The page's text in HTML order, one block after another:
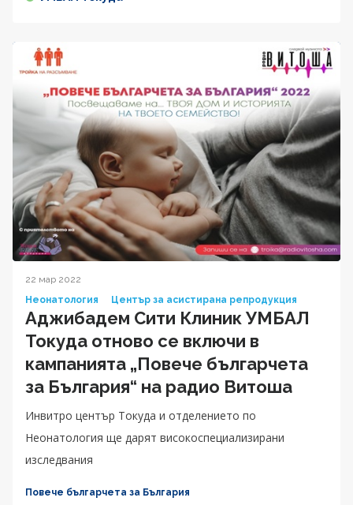
22 мар 2022
Неонатология
Център за асистирана репродукция
Аджибадем Сити Клиник УМБАЛ
Токуда отново се включи в
кампанията „Повече българчета
за България“ на радио Витоша
Инвитро център Токуда и отделението по
Неонатология ще дарят високоспециализирани
изследвания
Повече българчета за България